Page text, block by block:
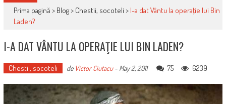
Prima pagină > Blog> Chestii, socoteli > I-a dat Vântu la operaţie lui Bin
Laden?
I-A DAT VÂNTU LA OPERAŢIE LUI BIN LADEN?
Chestii, socoteli de Victor Ciutacu- May 2, 2011 75 6239